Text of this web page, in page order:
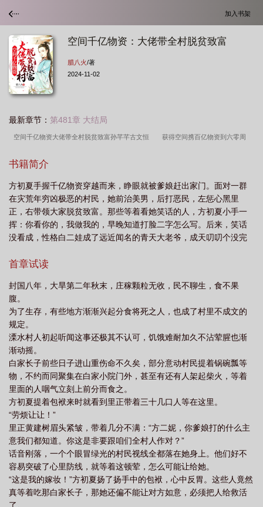
加入书架
空间千亿物资：大佬带全村脱贫致富
腊八火/著
2024-11-02
最新章节： 第481章 大结局
空间千亿物资大佬带全村脱贫致富孙芊芊古文恒 获得空间携百亿物资到六零周
逃荒 带几亿物资的空间穿越
佬带全村脱贫致富1010 随身空间之带着千亿物资穿越古代 空间千亿物资大佬
带全村脱贫致富金千千 随身空间带着千亿物资穿越古代 获得空间携百亿物资到
古代 获得空间携百亿物资到六零乐在当下 空间之带着千亿物资穿越 获得空
间携百亿物资穿越 空间千亿物资大佬带全村脱贫致富百度盘 获得空间携百亿物
逃荒 空间千亿物资大佬带全村脱贫致富腊 空间千亿物资大佬带全村脱贫致富无
窗口 空间大量物资 空间带着几十亿物资重生到六零年代 随身空间带着千亿
物资去逃荒
村脱贫致富txt 空间千亿物资大佬带全村脱贫致富金倩倩 随身空间之带着千亿
物资去 获得空间携百亿物资到六零 空间千亿物资大佬带全村脱贫致富 获得
空间携百亿物资到六
书籍简介
方初夏手握千亿物资穿越而来，睁眼就被爹娘赶出家门。面对一群
在灾荒年穷凶极恶的村民，她前治美男，后打恶民，左惩心黑里
正，右带领大家脱贫致富。那些等着看她笑话的人，方初夏小手一
挥：你看你的，我做我的，早晚知道打脸二字怎么写。后来，笑话
没看成，性格白二娃成了远近闻名的青天大老爷，成天叨叨个没完
首章试读
封国八年，大旱第二年秋末，庄稼颗粒无收，民不聊生，食不果
腹。
为了生存，有些地方渐渐兴起分食将死之人，也成了村里不成文的
规定。
溧水村人初起听闻这事还极其不认可，饥饿难耐加久不沾荤腥也渐
渐动摇。
白家长子前些日子进山重伤命不久矣，部分意动村民提着锅碗瓢等
物，不约而同聚集在白家小院门外，甚至有还有人架起柴火，等着
里面的人咽气立刻上前分而食之。
方初夏提着包袱来时就看到里正带着三十几口人等在这里。
“劳烦让让！”
里正黄建树眉头紧皱，带着几分不满：“方二妮，你爹娘打的什么主
意我们都知道。你这是非要跟咱们全村人作对？”
话音刚落，一个个眼冒绿光的村民视线全都落在她身上。他们好不
容易突破了心里防线，就等着这顿荤，怎么可能让给她。
“这是我的嫁妆！”方初夏扬了扬手中的包袱，心中反胃。这些人竟然
真等着吃那白家长子，那她还偏不能让对方如意，必须把人给救活